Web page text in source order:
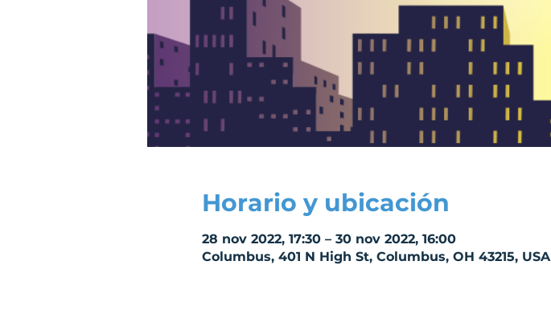
Horario y ubicación
28 nov 2022, 17:30 – 30 nov 2022, 16:00
Columbus, 401 N High St, Columbus, OH 43215, USA